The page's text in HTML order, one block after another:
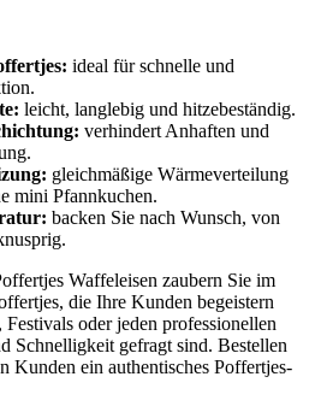
ideal für schnelle und
leicht, langlebig und hitzebeständig.
verhindert Anhaften und
gleichmäßige Wärmeverteilung
mini Pfannkuchen.
backen Sie nach Wunsch, von
Waffeleisen zaubern Sie im
die Ihre Kunden begeistern
oder jeden professionellen
Schnelligkeit gefragt sind. Bestellen
Kunden ein authentisches Poffertjes-